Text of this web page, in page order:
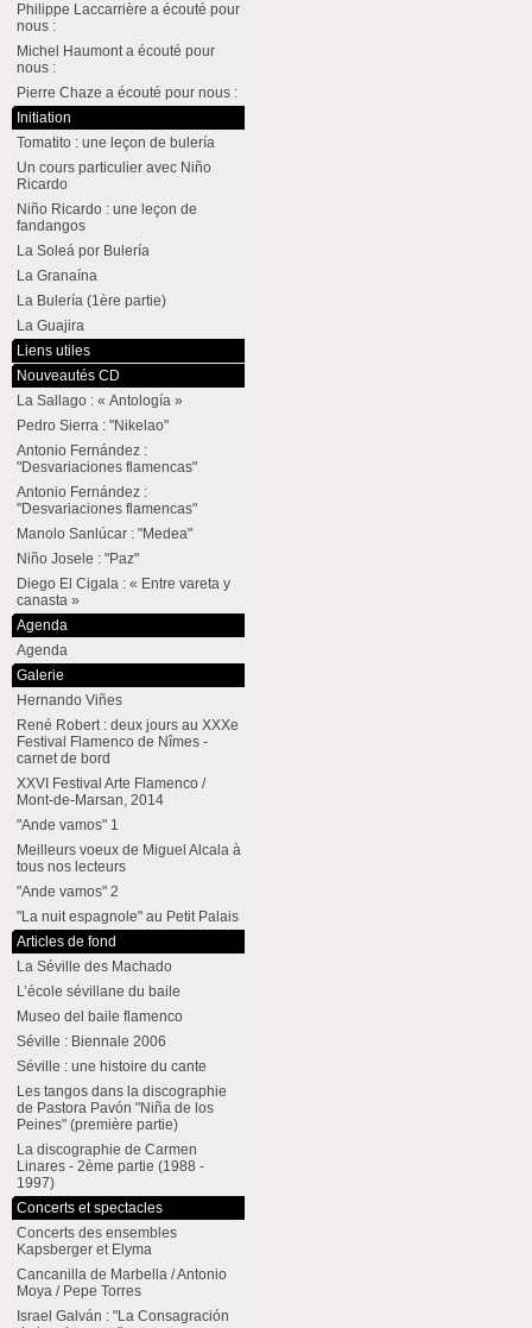
Philippe Laccarrière a écouté pour
nous :
Michel Haumont a écouté pour
nous :
Pierre Chaze a écouté pour nous :
Initiation
Tomatito : une leçon de bulería
Un cours particulier avec Niño
Ricardo
Niño Ricardo : une leçon de
fandangos
La Soleá por Bulería
La Granaína
La Bulería (1ère partie)
La Guajira
Liens utiles
Nouveautés CD
La Sallago : « Antología »
Pedro Sierra : "Nikelao"
Antonio Fernández :
"Desvariaciones flamencas"
Antonio Fernández :
"Desvariaciones flamencas"
Manolo Sanlúcar : "Medea"
Niño Josele : "Paz"
Diego El Cigala : « Entre vareta y
canasta »
Agenda
Agenda
Galerie
Hernando Viñes
René Robert : deux jours au XXXe
Festival Flamenco de Nîmes -
carnet de bord
XXVI Festival Arte Flamenco /
Mont-de-Marsan, 2014
"Ande vamos" 1
Meilleurs voeux de Miguel Alcala à
tous nos lecteurs
"Ande vamos" 2
"La nuit espagnole" au Petit Palais
Articles de fond
La Séville des Machado
L’école sévillane du baile
Museo del baile flamenco
Séville : Biennale 2006
Séville : une histoire du cante
Les tangos dans la discographie
de Pastora Pavón "Niña de los
Peines" (première partie)
La discographie de Carmen
Linares - 2ème partie (1988 -
1997)
Concerts et spectacles
Concerts des ensembles
Kapsberger et Elyma
Cancanilla de Marbella / Antonio
Moya / Pepe Torres
Israel Galván : "La Consagración